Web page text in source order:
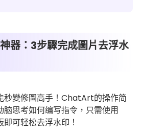
器：3步驟完成圖片去浮水
秒變修圖高手！ChatArt的操作简
思考如何编写指令，只需使用
可轻松去浮水印！